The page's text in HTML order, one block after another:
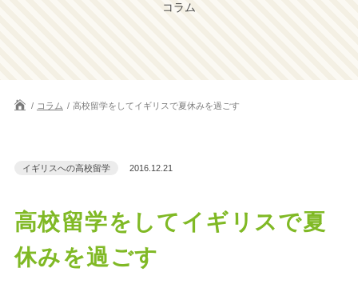
コラム
コラム 高校留学をしてイギリスで夏休みを過ごす
イギリスへの高校留学 2016.12.21
高校留学をしてイギリスで夏
休みを過ごす